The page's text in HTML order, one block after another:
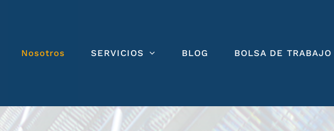
Nosotros SERVICIOS BLOG BOLSA DE TRABAJO